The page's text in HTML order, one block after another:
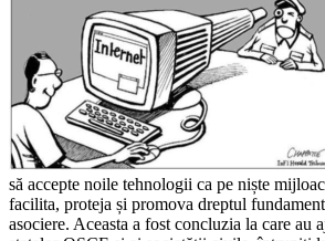
să accepte noile tehnologii ca pe niște
facilita, proteja și promova dreptul
asociere. Aceasta a fost concluzia la care au